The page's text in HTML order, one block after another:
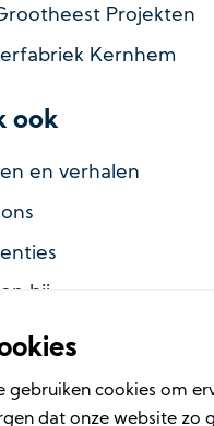
Projekten
Kernhem
ook
en verhalen
bij
gebruiken cookies om
dat onze website zo